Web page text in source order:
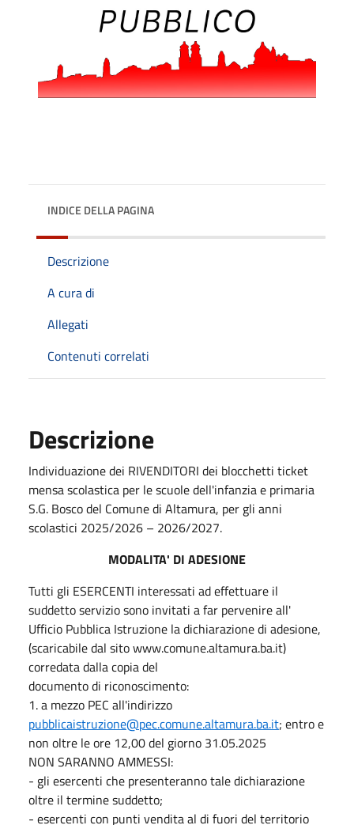
INDICE DELLA PAGINA
Descrizione
A cura di
Allegati
Contenuti correlati
Descrizione
Individuazione dei RIVENDITORI dei blocchetti ticket
mensa scolastica per le scuole dell'infanzia e primaria
S.G. Bosco del Comune di Altamura, per gli anni
scolastici 2025/2026 – 2026/2027.
MODALITA' DI ADESIONE
Tutti gli ESERCENTI interessati ad effettuare il
suddetto servizio sono invitati a far pervenire all'
Ufficio Pubblica Istruzione la dichiarazione di adesione,
(scaricabile dal sito www.comune.altamura.ba.it)
corredata dalla copia del
documento di riconoscimento:
1. a mezzo PEC all'indirizzo
pubblicaistruzione@pec.comune.altamura.ba.it; entro e
non oltre le ore 12,00 del giorno 31.05.2025
NON SARANNO AMMESSI:
- gli esercenti che presenteranno tale dichiarazione
oltre il termine suddetto;
- esercenti con punti vendita al di fuori del territorio